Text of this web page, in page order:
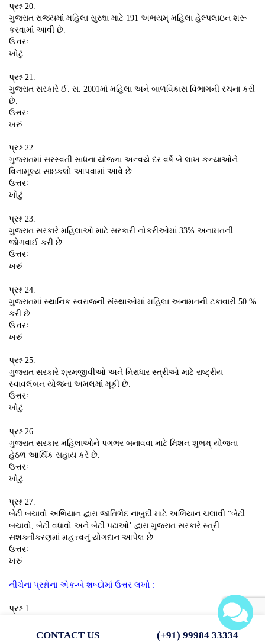
પ્રશ્ન 20.
ગુજરાત રાજ્યમાં મહિલા સુરક્ષા માટે 191 અભયમ્ મહિલા હેલ્પલાઇન શરૂ
કરવામાં આવી છે.
ઉત્તરઃ
ખોટું
પ્રશ્ન 21.
ગુજરાત સરકારે ઈ. સ. 2001માં મહિલા અને બાળવિકાસ વિભાગની રચના કરી
છે.
ઉત્તરઃ
ખરું
પ્રશ્ન 22.
ગુજરાતમાં સરસ્વતી સાધના યોજના અન્વયે દર વર્ષે બે લાખ કન્યાઓને
વિનામૂલ્ય સાઇકલો આપવામાં આવે છે.
ઉત્તરઃ
ખોટું
પ્રશ્ન 23.
ગુજરાત સરકારે મહિલાઓ માટે સરકારી નોકરીઓમાં 33% અનામતની
જોગવાઈ કરી છે.
ઉત્તરઃ
ખરું
પ્રશ્ન 24.
ગુજરાતમાં સ્થાનિક સ્વરાજની સંસ્થાઓમાં મહિલા અનામતની ટકાવારી 50 %
કરી છે.
ઉત્તરઃ
ખરું
પ્રશ્ન 25.
ગુજરાત સરકારે શ્રમજીવીઓ અને નિરાધાર સ્ત્રીઓ માટે રાષ્ટ્રીય
સ્વાવલંબન યોજના અમલમાં મૂકી છે.
ઉત્તરઃ
ખોટું
પ્રશ્ન 26.
ગુજરાત સરકાર મહિલાઓને પગભર બનાવવા માટે મિશન શુભમ્ યોજના
હેઠળ આર્થિક સહાય કરે છે.
ઉત્તરઃ
ખોટું
પ્રશ્ન 27.
બેટી બચાવો અભિયાન દ્વારા જાતિભેદ નાબુદી માટે અભિયાન ચલાવી “બેટી
બચાવો, બેટી વધાવો અને બેટી પઢાઓ’ દ્વારા ગુજરાત સરકારે સ્ત્રી
સશક્તીકરણમાં મહત્ત્વનું યોગદાન આપેલ છે.
ઉત્તરઃ
ખરું
નીચેના પ્રશ્નોના એક-બે શબ્દોમાં ઉત્તર લખો :
પ્રશ્ન 1.
માનવવિકાસ આંકની વિભાવના ભારતીય મૂળના ક્યા અર્થશાસ્ત્રીએ દર્શાવી
CONTACT US (+91) 99984 33334